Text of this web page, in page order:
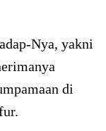
Nya, yakni
di